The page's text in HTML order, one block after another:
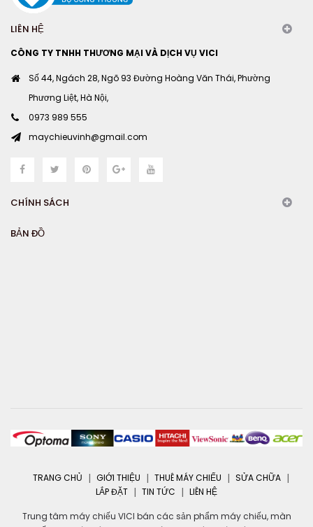
LIÊN HỆ
CÔNG TY TNHH THƯƠNG MẠI VÀ DỊCH VỤ VICI
Số 44, Ngách 28, Ngõ 93 Đường Hoàng Văn Thái, Phường
Phương Liệt, Hà Nội,
0973 989 555
maychieuvinh@gmail.com
CHÍNH SÁCH
BẢN ĐỒ
TRANG CHỦ GIỚI THIỆU THUÊ MÁY CHIẾU
SỬA CHỮA
LẮP ĐẶT
TIN TỨC LIÊN HỆ
Trung tâm máy chiếu VICI bán các sản phẩm máy chiếu, màn